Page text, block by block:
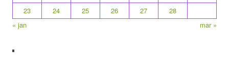
23
24 25 26 27
28
« jan
mar »